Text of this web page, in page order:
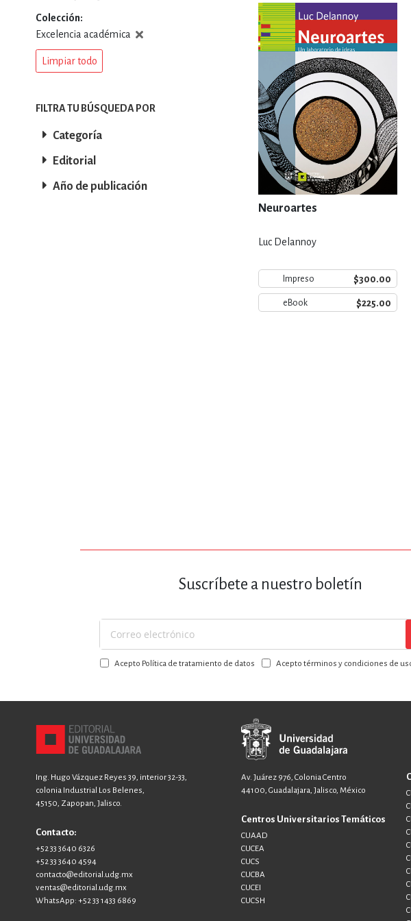
DEPORTES Y
ECONOMÍA,
ESTILOS DE VIDA,
FILOSOFÍA Y RELIGIÓN
INFANTILES, JUVENILES Y
MATEMÁTICAS Y CIENCIAS
NOVELA GRÁFICA,
TECNOLOGÍA,
Neuroartes
Luc Delannoy
Impreso $300.00
eBook $225.00
Colección
Excelencia académica
Limpiar todo
FILTRA TU BÚSQUEDA POR
Categoría
Editorial
Año de publicación
Suscríbete a nuestro boletín
Suscríbase
a
nuestroAcepto Política de tratamiento de datos Acepto términos y condiciones de
Ing. Hugo Vázquez Reyes 39, interior 32-33,
colonia Industrial Los Belenes,
45150, Zapopan, Jalisco.
Contacto:
+52 33 3640 6326
+52 33 3640 4594
contacto@editorial.udg.mx
ventas@editorial.udg.mx
WhatsApp: +52 33 1433 6869
Av. Juárez 976, Colonia Centro
44100, Guadalajara, Jalisco, México
Centros Universitarios Temáticos
CUAAD
CUCEA
CUCS
CUCBA
CUCEI
CUCSH